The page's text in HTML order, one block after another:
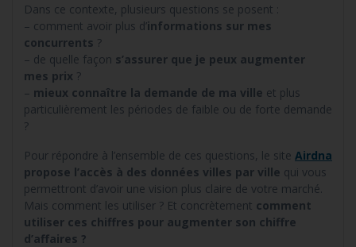
Dans ce contexte, plusieurs questions se posent :
– comment avoir plus d’informations sur mes
concurrents ?
– de quelle façon s’assurer que je peux augmenter
mes prix ?
– mieux connaître la demande de ma ville et plus
particulièrement les périodes de faible ou de forte demande
?
Pour répondre à l’ensemble de ces questions, le site Airdna
propose l’accès à des données villes par ville qui vous
permettront d’avoir une vision plus claire de votre marché.
Mais comment les utiliser ? Et concrètement comment
utiliser ces chiffres pour augmenter son chiffre
d’affaires ?